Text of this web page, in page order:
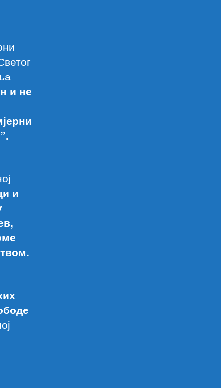
и не
и